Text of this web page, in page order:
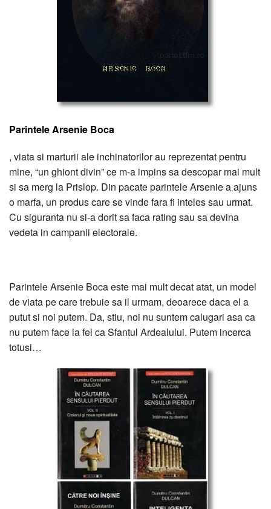
Parintele Arsenie Boca
, viata si marturii ale inchinatorilor au reprezentat pentru
mine, “un ghiont divin” ce m-a impins sa descopar mai mult
si sa merg la Prislop. Din pacate parintele Arsenie a ajuns
o marfa, un produs care se vinde fara fi inteles sau urmat.
Cu siguranta nu si-a dorit sa faca rating sau sa devina
vedeta in campanii electorale.
Parintele Arsenie Boca este mai mult decat atat, un model
de viata pe care trebuie sa il urmam, deoarece daca el a
putut si noi putem. Da, stiu, noi nu suntem calugari asa ca
nu putem face la fel ca Sfantul Ardealului. Putem incerca
totusi…